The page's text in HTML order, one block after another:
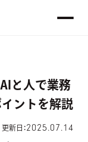
と人で業務
ントを解説
更新日：2025.07.14